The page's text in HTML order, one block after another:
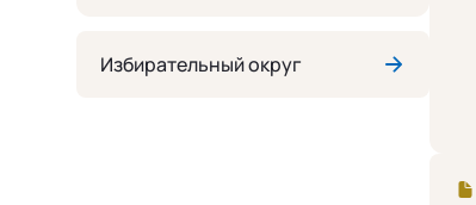
Избирательный округ